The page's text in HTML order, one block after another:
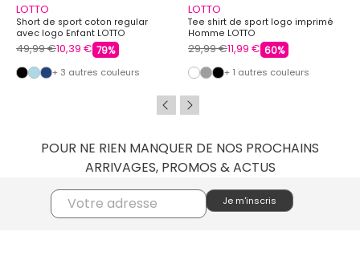
LOTTO
Short de sport coton regular
avec logo Enfant LOTTO
49,99 €10,39 € 79%
+ 3 autres couleurs
LOTTO
Tee shirt de sport logo imprimé
Homme LOTTO
29,99 €11,99 € 60%
+ 1 autres couleurs
POUR NE RIEN MANQUER DE NOS PROCHAINS
ARRIVAGES, PROMOS & ACTUS